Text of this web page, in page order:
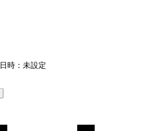
日時：未設定